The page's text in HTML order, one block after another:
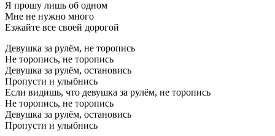
Я прошу лишь об одном
Мне не нужно много
Езжайте все своей дорогой
Девушка за рулём, не торопись
Не торопись, не торопись
Девушка за рулём, остановись
Пропусти и улыбнись
Если видишь, что девушка за рулём, не торопись
Не торопись, не торопись
Девушка за рулём, остановись
Пропусти и улыбнись